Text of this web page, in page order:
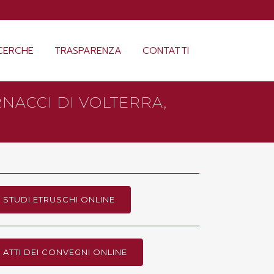
TRASPARENZA CONTATTI
DI VOLTERRA,
STUDI ETRUSCHI ONLINE
ATTI DEI CONVEGNI ONLINE